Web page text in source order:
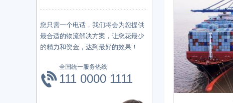
您只需一个电话，我们将会为您提供
最合适的物流解决方案，让您花最少
的精力和资金，达到最好的效果！
全国统一服务热线
111 0000 1111